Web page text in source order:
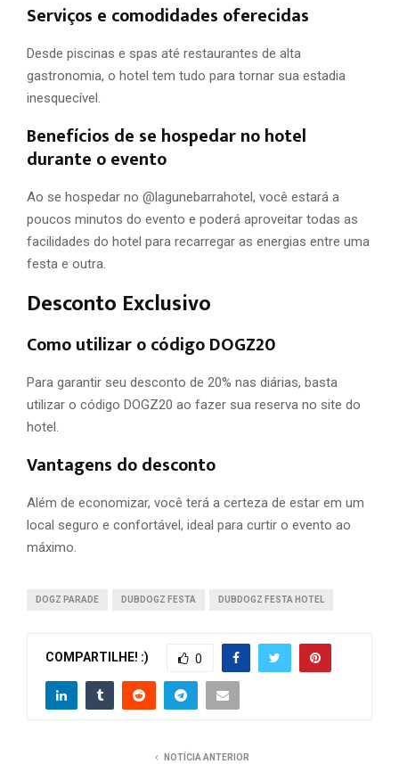
Serviços e comodidades oferecidas
Desde piscinas e spas até restaurantes de alta
gastronomia, o hotel tem tudo para tornar sua estadia
inesquecível.
Benefícios de se hospedar no hotel
durante o evento
Ao se hospedar no @lagunebarrahotel, você estará a
poucos minutos do evento e poderá aproveitar todas as
facilidades do hotel para recarregar as energias entre uma
festa e outra.
Desconto Exclusivo
Como utilizar o código DOGZ20
Para garantir seu desconto de 20% nas diárias, basta
utilizar o código DOGZ20 ao fazer sua reserva no site do
hotel.
Vantagens do desconto
Além de economizar, você terá a certeza de estar em um
local seguro e confortável, ideal para curtir o evento ao
máximo.
DOGZ PARADE DUBDOGZ FESTA DUBDOGZ FESTA HOTEL
COMPARTILHE! :) 0
NOTÍCIA ANTERIOR